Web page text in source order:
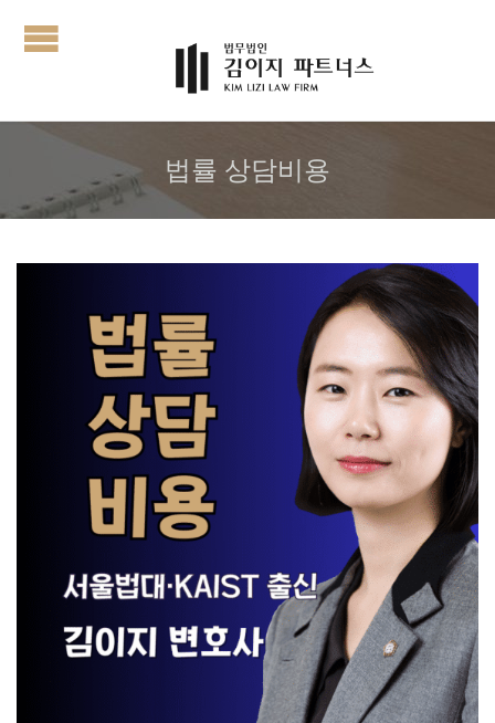
법률 상담비용